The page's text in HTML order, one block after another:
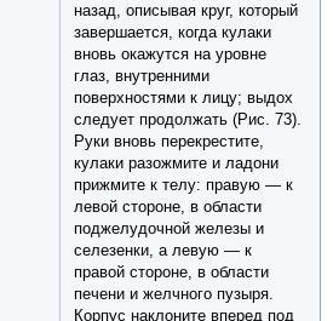
назад, описывая круг, который
завершается, когда кулаки
вновь окажутся на уровне
глаз, внутренними
поверхностями к лицу; выдох
следует продолжать (Рис. 73).
Руки вновь перекрестите,
кулаки разожмите и ладони
прижмите к телу: правую — к
левой стороне, в области
поджелудочной железы и
селезенки, а левую — к
правой стороне, в области
печени и желчного пузыря.
Корпус наклоните вперед под